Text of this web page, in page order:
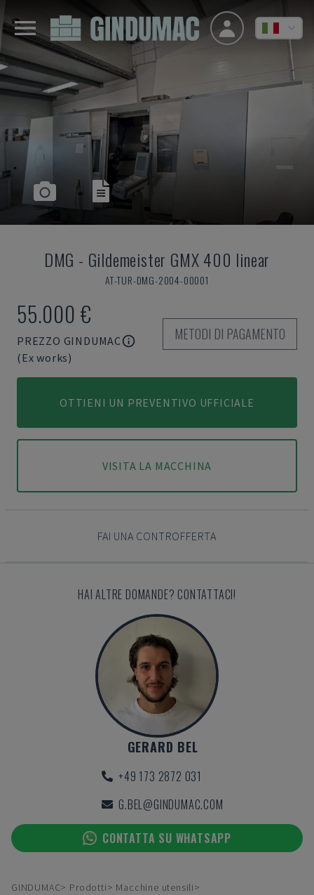
DMG - Gildemeister GMX 400 linear
AT-TUR-DMG-2004-00001
55.000 €
PREZZO GINDUMAC
(Ex works)
METODI DI PAGAMENTO
OTTIENI UN PREVENTIVO UFFICIALE
VISITA LA MACCHINA
FAI UNA CONTROFFERTA
HAI ALTRE DOMANDE? CONTATTACI!
GERARD BEL
+49 173 2872 031
G.BEL@GINDUMAC.COM
CONTATTA SU WHATSAPP
GINDUMAC Prodotti
Macchine utensili